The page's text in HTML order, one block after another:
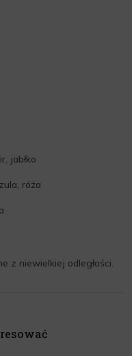
jabłko
róża
z niewielkiej odległości.